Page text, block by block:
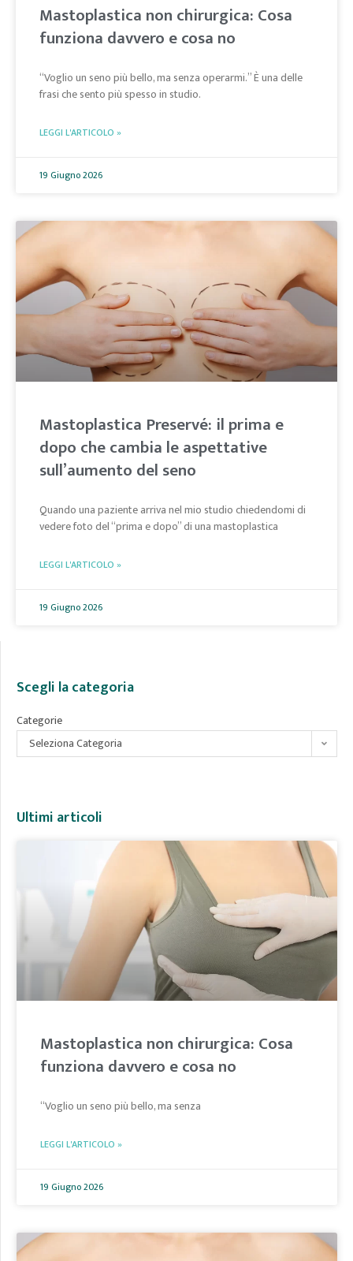
Mastoplastica non chirurgica: Cosa
funziona davvero e cosa no
“Voglio un seno più bello, ma senza operarmi.” È una delle
frasi che sento più spesso in studio.
LEGGI L'ARTICOLO »
19 Giugno 2026
Mastoplastica Preservé: il prima e
dopo che cambia le aspettative
sull’aumento del seno
Quando una paziente arriva nel mio studio chiedendomi di
vedere foto del “prima e dopo” di una mastoplastica
LEGGI L'ARTICOLO »
19 Giugno 2026
Scegli la categoria
Categorie
Seleziona Categoria
Ultimi articoli
Mastoplastica non chirurgica: Cosa
funziona davvero e cosa no
“Voglio un seno più bello, ma senza
LEGGI L'ARTICOLO »
19 Giugno 2026